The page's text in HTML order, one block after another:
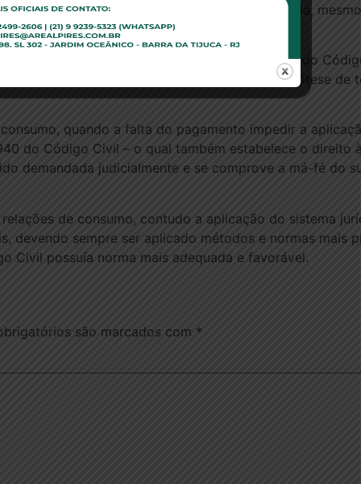
dobro o valor cobrado por uma dívida já quitada,
seus advogados alegavam que o artigo 42 do
cobrados indevidamente apenas na hipótese de
quando a falta do pagamento impedir a
do Código Civil – o qual também estabelece o direito à
demandada judicialmente e se comprove a má-fé do
de consumo, contudo a aplicação do sistema
devendo sempre ser aplicado métodos e normas mais
Civil possuía norma mais adequada e favorável.
são marcados com *